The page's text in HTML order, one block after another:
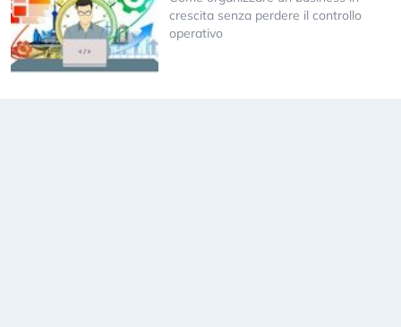
crescita senza perdere il controllo
operativo